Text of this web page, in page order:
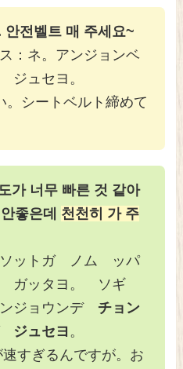
안전벨트 매 주세요~
：ネ。アンジョンベ
ュセヨ。
。シートベルト締めて
가 너무 빠른 것 같아
좋은데 천천히 가 주
ットガ ノム ッパ
ガッタヨ。 ソギ
ジョウンデ チョン
ュセヨ 。
速すぎるんですが。お